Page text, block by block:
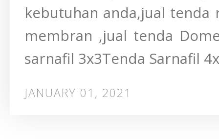
kebutuhan anda,jual
membran ,jual tenda
sarnafil 3x3Tenda Sarnafil
JANUARY 01, 2021